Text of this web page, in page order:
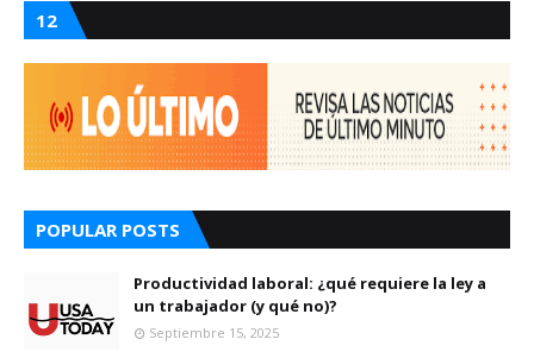
12
POPULAR POSTS
Productividad laboral: ¿qué requiere la ley a
un trabajador (y qué no)?
Septiembre 15, 2025